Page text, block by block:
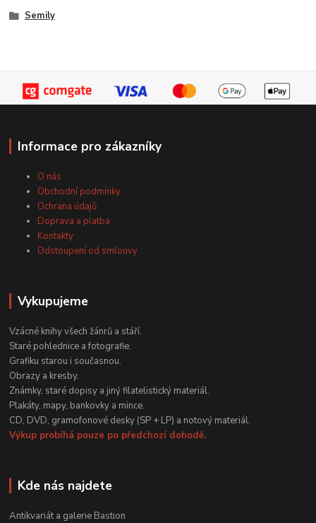
Semily
Informace pro zákazníky
O nás
Obchodní podmínky
Ochrana údajů
Doprava a platba
Kontakty
Odstoupení od smlouvy
Vykupujeme
Vzácné knihy všech žánrů a stáří.
Staré pohlednice a fotografie.
Grafiku starou i současnou.
Obrazy a kresby.
Známky, staré dopisy a jiný filatelistický materiál.
Plakáty, mapy, bankovky a mince.
CD, DVD, gramofonové desky (SP + LP) a notový materiál.
Výkup probíhá pouze po předchozí dohodě.
Kde nás najdete
Antikvariát a galerie Bastion